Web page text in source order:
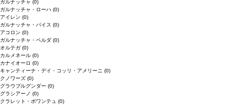
ガルナッチャ (0)
ガルナッチャ・ローハ (0)
アイレン (0)
ガルナッチャ・パイス (0)
アコロン (0)
ガルナッチャ・ペルダ (0)
オルテガ (0)
カルメネール (0)
カナイオーロ (0)
キャンティーナ・デイ・コッリ・アメリーニ (0)
クノワーズ (0)
グラウブルグンダー (0)
グラシアーノ (0)
クラレット・ボワンテュ (0)